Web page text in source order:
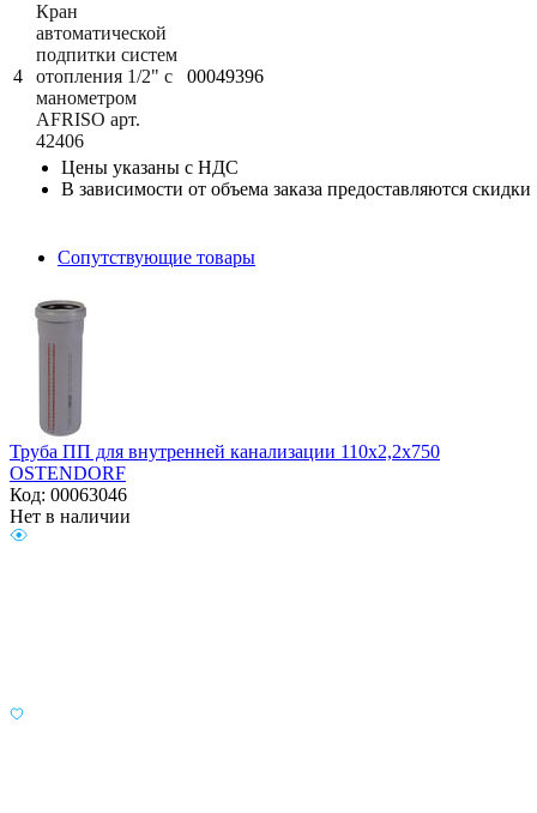
4
Кран
автоматической
подпитки систем
отопления 1/2" с
манометром
AFRISO арт.
42406
00049396
Цены указаны с НДС
В зависимости от объема заказа предоставляются скидки
Сопутствующие товары
Труба ПП для внутренней канализации 110х2,2х750
OSTENDORF
Код: 00063046
Нет в наличии